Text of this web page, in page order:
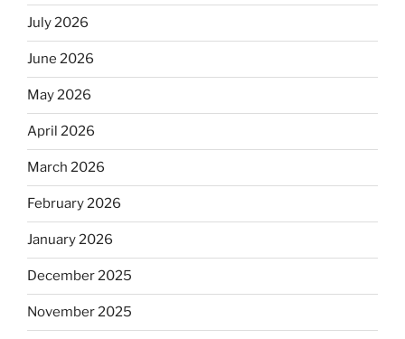
July 2026
June 2026
May 2026
April 2026
March 2026
February 2026
January 2026
December 2025
November 2025